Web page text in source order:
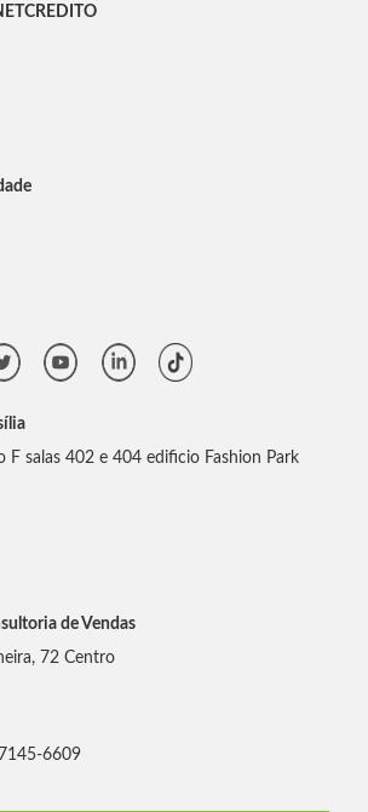
F salas 402 e 404 edificio Fashion Park
de Vendas
72 Centro
6609